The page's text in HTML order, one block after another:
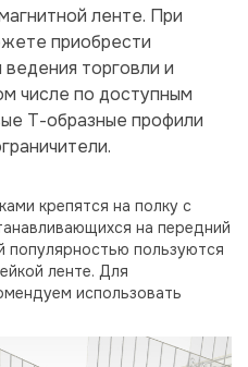
ленте. При
приобрести
торговли и
числе по доступным
Т-образные профили
крепятся на полку с
на передний
популярностью пользуются
ленте. Для
использовать